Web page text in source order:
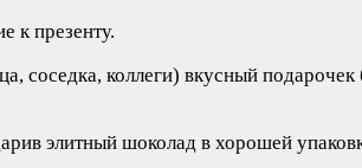
к презенту.
соседка, коллеги) вкусный
элитный шоколад в хорошей